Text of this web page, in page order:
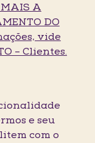
MAIS A
DO
vide
– Clientes.
e seu
com o